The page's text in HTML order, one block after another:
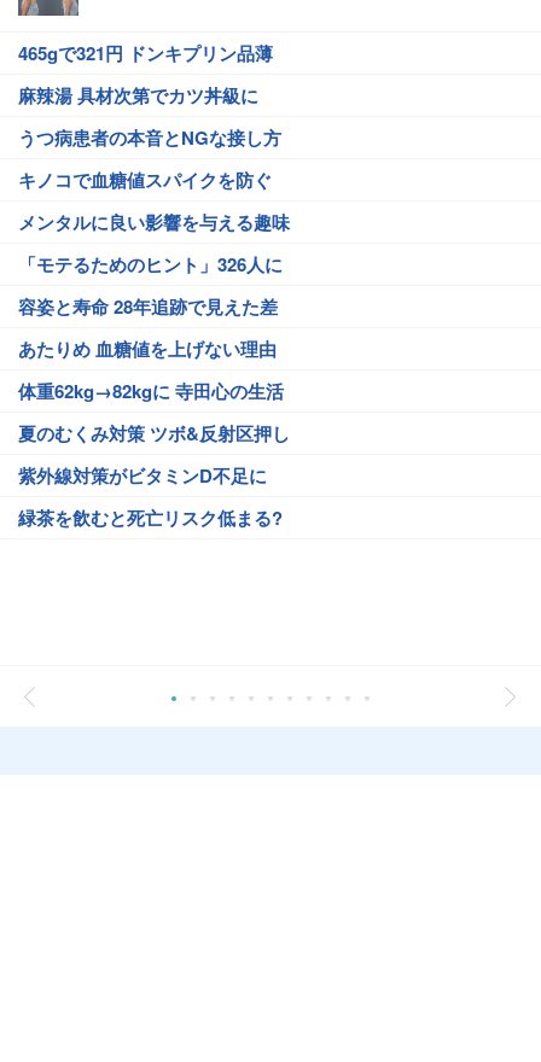
465gで321円 ドンキプリン品薄
麻辣湯 具材次第でカツ丼級に
うつ病患者の本音とNGな接し方
キノコで血糖値スパイクを防ぐ
メンタルに良い影響を与える趣味
「モテるためのヒント」326人に
容姿と寿命 28年追跡で見えた差
あたりめ 血糖値を上げない理由
体重62kg→82kgに 寺田心の生活
夏のむくみ対策 ツボ&反射区押し
紫外線対策がビタミンD不足に
緑茶を飲むと死亡リスク低まる?